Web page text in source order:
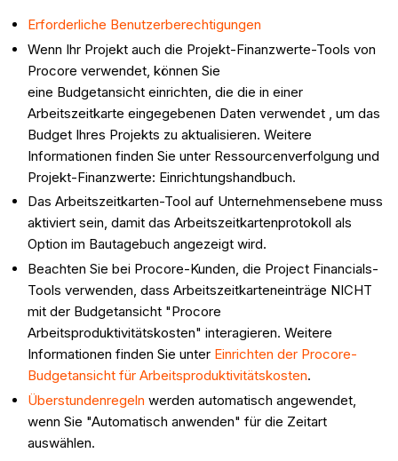
Erforderliche Benutzerberechtigungen
Wenn Ihr Projekt auch die Projekt-Finanzwerte-Tools von
Procore verwendet, können Sie
eine Budgetansicht einrichten, die die in einer
Arbeitszeitkarte eingegebenen Daten verwendet , um das
Budget Ihres Projekts zu aktualisieren. Weitere
Informationen finden Sie unter Ressourcenverfolgung und
Projekt-Finanzwerte: Einrichtungshandbuch.
Das Arbeitszeitkarten-Tool auf Unternehmensebene muss
aktiviert sein, damit das Arbeitszeitkartenprotokoll als
Option im Bautagebuch angezeigt wird.
Beachten Sie bei Procore-Kunden, die Project Financials-
Tools verwenden, dass Arbeitszeitkarteneinträge NICHT
mit der Budgetansicht "Procore
Arbeitsproduktivitätskosten" interagieren. Weitere
Informationen finden Sie unter Einrichten der Procore-
Budgetansicht für Arbeitsproduktivitätskosten.
Überstundenregeln werden automatisch angewendet,
wenn Sie "Automatisch anwenden" für die Zeitart
auswählen.